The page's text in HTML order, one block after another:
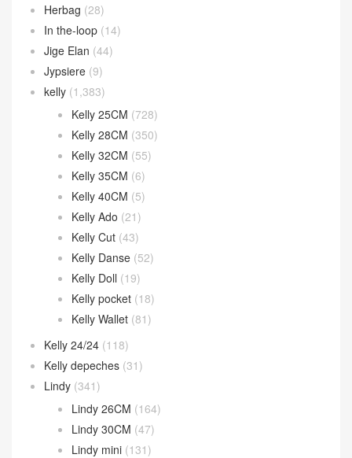
Herbag (28)
In the-loop (14)
Jige Elan (44)
Jypsiere (9)
kelly (1,383)
Kelly 25CM (728)
Kelly 28CM (350)
Kelly 32CM (55)
Kelly 35CM (6)
Kelly 40CM (5)
Kelly Ado (21)
Kelly Cut (43)
Kelly Danse (52)
Kelly Doll (19)
Kelly pocket (18)
Kelly Wallet (81)
Kelly 24/24 (118)
Kelly depeches (31)
Lindy (341)
Lindy 26CM (164)
Lindy 30CM (47)
Lindy mini (131)